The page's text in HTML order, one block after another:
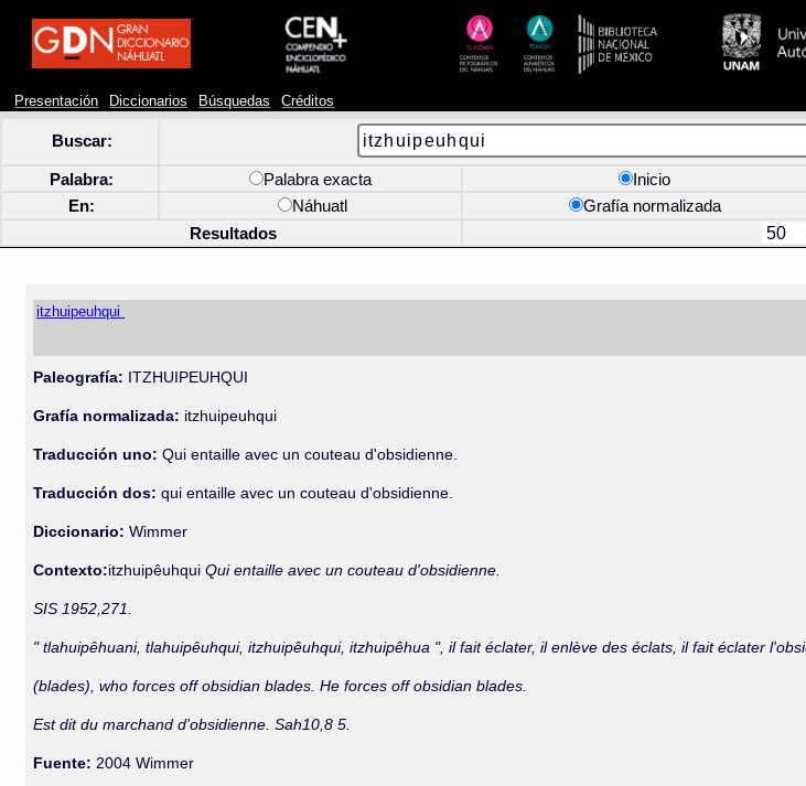
Presentación Diccionarios Búsquedas Créditos
Buscar:
Palabra: Palabra exacta Inicio
En:
Náhuatl Grafía normalizada
Resultados
itzhuipeuhqui
Paleografía: ITZHUIPEUHQUI
Grafía normalizada: itzhuipeuhqui
Traducción uno: Qui entaille avec un couteau d'obsidienne.
Traducción dos: qui entaille avec un couteau d'obsidienne.
Diccionario:Wimmer
Contexto:itzhuipêuhquiQui entaille avec un couteau d'obsidienne.
SIS 1952,271.
" tlahuipêhuani, tlahuipêuhqui, itzhuipêuhqui, itzhuipêhua ", il fait éclater, il enlève des éclats, il fait éclater
(blades), who forces off obsidian blades. He forces off obsidian blades.
Est dit du marchand d'obsidienne. Sah10,8 5.
Fuente: 2004 Wimmer